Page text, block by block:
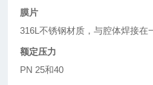
膜片
316L不锈钢材质，与腔体焊接在
额定压力
PN 25和40